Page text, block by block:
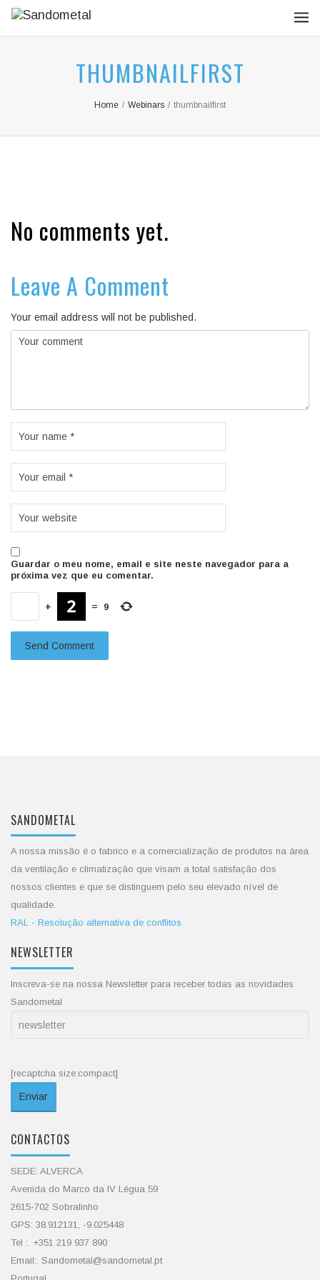
THUMBNAILFIRST
Home / Webinars / thumbnailfirst
No comments yet.
Leave A Comment
Your email address will not be published.
Guardar o meu nome, email e site neste navegador para a
próxima vez que eu comentar.
+ = 9
SANDOMETAL
A nossa missão é o fabrico e a comercialização de produtos na área
da ventilação e climatização que visam a total satisfação dos
nossos clientes e que se distinguem pelo seu elevado nível de
qualidade.
RAL - Resolução alternativa de conflitos
NEWSLETTER
Inscreva-se na nossa Newsletter para receber todas as novidades
Sandometal
[recaptcha size:compact]
CONTACTOS
SEDE: ALVERCA
Avenida do Marco da IV Légua 59
2615-702 Sobralinho
GPS: 38.912131, -9.025448
Tel :. +351 219 937 890
Email:. Sandometal@sandometal.pt